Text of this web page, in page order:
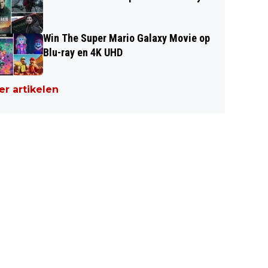
Win The Super Mario Galaxy Movie op
Blu-ray en 4K UHD
artikelen